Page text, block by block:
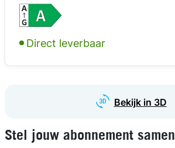
in 3D
in 3D
in 3D
Direct leverbaar
Bekijk in 3D
Stel jouw abonnement samen